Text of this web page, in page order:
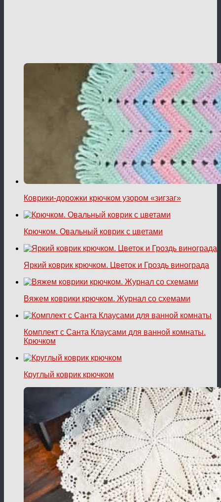
Коврики-дорожки крючком узором «зигзаг»
Крючком. Овальный коврик с цветами
Яркий коврик крючком. Цветок и Гроздь винограда
Вяжем коврики крючком. Журнал со схемами
Комплект с Санта Клаусами для ванной комнаты.
Крючком
Круглый коврик крючком